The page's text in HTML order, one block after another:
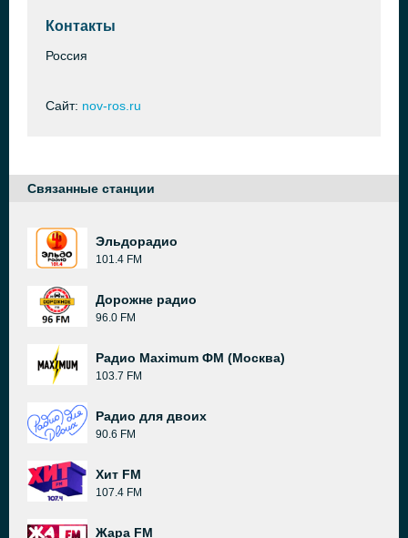
Контакты
Россия
Сайт: nov-ros.ru
Связанные станции
Эльдорадио
101.4 FM
Дорожне радио
96.0 FM
Радио Maximum ФМ (Москва)
103.7 FM
Радио для двоих
90.6 FM
Хит FM
107.4 FM
Жара FM